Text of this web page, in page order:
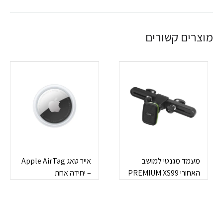
מוצרים קשורים
מעמד מגנטי למושב
האחורי PREMIUM XS99
אייר טאג Apple AirTag
– יחידה אחת